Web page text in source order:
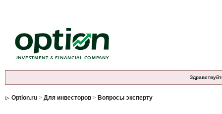
Option.ru> Для инвесторов> Вопросы эксперту